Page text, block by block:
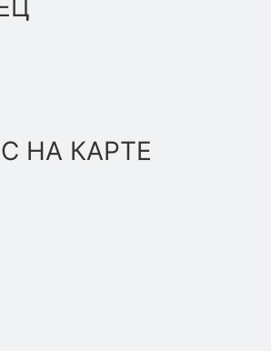
НА КАРТЕ